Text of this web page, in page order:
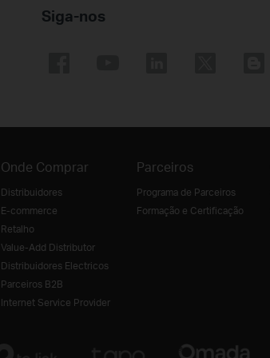
Siga-nos
Onde Comprar
Distribuidores
E-commerce
Retalho
Value-Add Distributor
Distribuidores Electricos
Parceiros B2B
Internet Service Provider
Parceiros
Programa de Parceiros
Formação e Certificação